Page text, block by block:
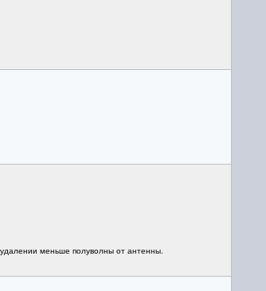
меньше полуволны от антенны.